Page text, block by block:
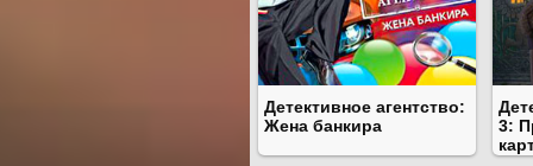
Детективное агентство:
Жена банкира
3: